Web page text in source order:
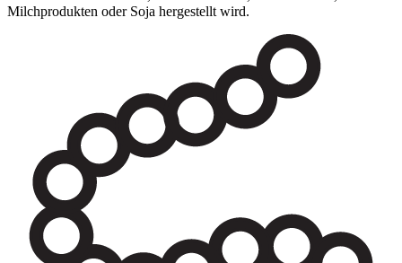
Milchprodukten oder Soja hergestellt wird.